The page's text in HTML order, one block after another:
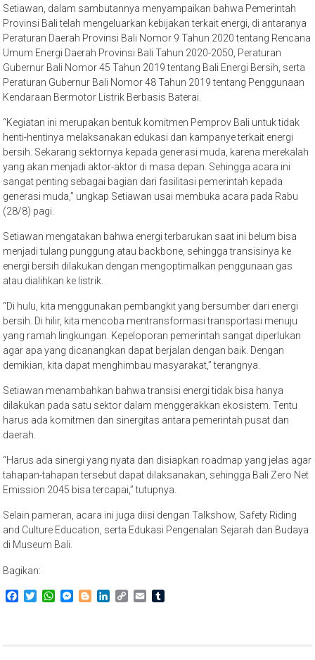
Setiawan, dalam sambutannya menyampaikan bahwa Pemerintah
Provinsi Bali telah mengeluarkan kebijakan terkait energi, di antaranya
Peraturan Daerah Provinsi Bali Nomor 9 Tahun 2020 tentang Rencana
Umum Energi Daerah Provinsi Bali Tahun 2020-2050, Peraturan
Gubernur Bali Nomor 45 Tahun 2019 tentang Bali Energi Bersih, serta
Peraturan Gubernur Bali Nomor 48 Tahun 2019 tentang Penggunaan
Kendaraan Bermotor Listrik Berbasis Baterai.
“Kegiatan ini merupakan bentuk komitmen Pemprov Bali untuk tidak
henti-hentinya melaksanakan edukasi dan kampanye terkait energi
bersih. Sekarang sektornya kepada generasi muda, karena merekalah
yang akan menjadi aktor-aktor di masa depan. Sehingga acara ini
sangat penting sebagai bagian dari fasilitasi pemerintah kepada
generasi muda,” ungkap Setiawan usai membuka acara pada Rabu
(28/8) pagi.
Setiawan mengatakan bahwa energi terbarukan saat ini belum bisa
menjadi tulang punggung atau backbone, sehingga transisinya ke
energi bersih dilakukan dengan mengoptimalkan penggunaan gas
atau dialihkan ke listrik.
“Di hulu, kita menggunakan pembangkit yang bersumber dari energi
bersih. Di hilir, kita mencoba mentransformasi transportasi menuju
yang ramah lingkungan. Kepeloporan pemerintah sangat diperlukan
agar apa yang dicanangkan dapat berjalan dengan baik. Dengan
demikian, kita dapat menghimbau masyarakat,” terangnya.
Setiawan menambahkan bahwa transisi energi tidak bisa hanya
dilakukan pada satu sektor dalam menggerakkan ekosistem. Tentu
harus ada komitmen dan sinergitas antara pemerintah pusat dan
daerah.
“Harus ada sinergi yang nyata dan disiapkan roadmap yang jelas agar
tahapan-tahapan tersebut dapat dilaksanakan, sehingga Bali Zero Net
Emission 2045 bisa tercapai,” tutupnya.
Selain pameran, acara ini juga diisi dengan Talkshow, Safety Riding
and Culture Education, serta Edukasi Pengenalan Sejarah dan Budaya
di Museum Bali.
Bagikan:
Facebook
TwitterWhatsApp
Messenger
BloggerLinkedIn
CopyEmail